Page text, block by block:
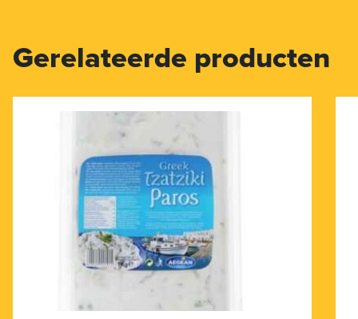
Gerelateerde producten